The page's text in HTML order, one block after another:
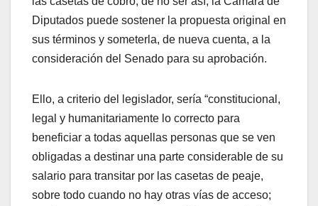
Diputados puede sostener la propuesta original en
sus términos y someterla, de nueva cuenta, a la
consideración del Senado para su aprobación.
Ello, a criterio del legislador, sería “constitucional,
legal y humanitariamente lo correcto para
beneficiar a todas aquellas personas que se ven
obligadas a destinar una parte considerable de su
salario para transitar por las casetas de peaje,
sobre todo cuando no hay otras vías de acceso;